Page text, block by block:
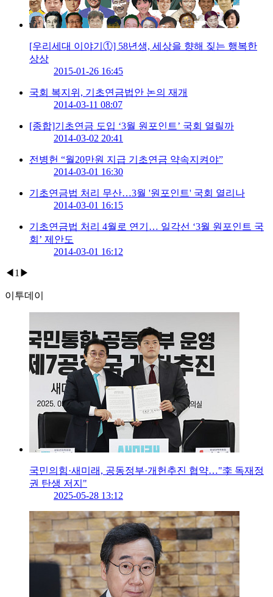
[우리세대 이야기①] 58년생, 세상을 향해 짖는 행복한
상상
2015-01-26 16:45
국회 복지위, 기초연금법안 논의 재개
2014-03-11 08:07
[종합]기초연금 도입 ‘3월 원포인트’ 국회 열릴까
2014-03-02 20:41
전병헌 “월20만원 지급 기초연금 약속지켜야”
2014-03-01 16:30
기초연금법 처리 무산…3월 '원포인트' 국회 열리나
2014-03-01 16:15
기초연금법 처리 4월로 연기… 일각선 ‘3월 원포인트 국
회’ 제안도
2014-03-01 16:12
◀ 1 ▶
이투데이
국민의힘·새미래, 공동정부·개헌추진 협약…"李 독재정
권 탄생 저지"
2025-05-28 13:12